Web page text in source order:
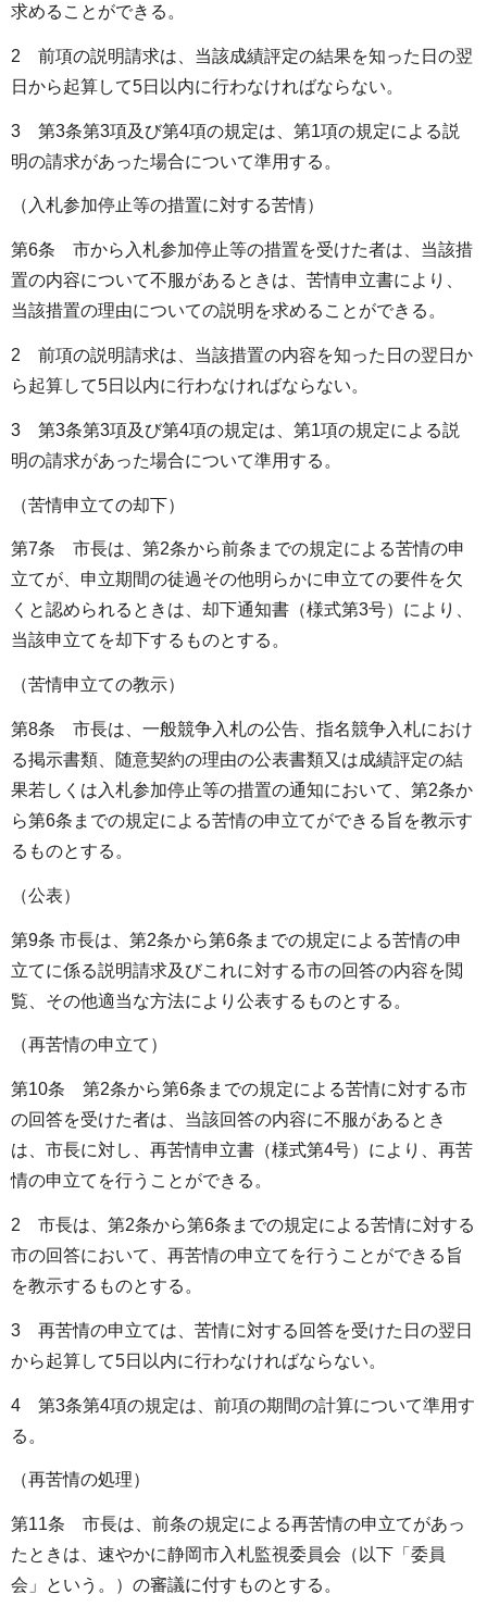
求めることができる。
2 前項の説明請求は、当該成績評定の結果を知った日の翌
日から起算して5日以内に行わなければならない。
3 第3条第3項及び第4項の規定は、第1項の規定による説
明の請求があった場合について準用する。
（入札参加停止等の措置に対する苦情）
第6条 市から入札参加停止等の措置を受けた者は、当該措
置の内容について不服があるときは、苦情申立書により、
当該措置の理由についての説明を求めることができる。
2 前項の説明請求は、当該措置の内容を知った日の翌日か
ら起算して5日以内に行わなければならない。
3 第3条第3項及び第4項の規定は、第1項の規定による説
明の請求があった場合について準用する。
（苦情申立ての却下）
第7条 市長は、第2条から前条までの規定による苦情の申
立てが、申立期間の徒過その他明らかに申立ての要件を欠
くと認められるときは、却下通知書（様式第3号）により、
当該申立てを却下するものとする。
（苦情申立ての教示）
第8条 市長は、一般競争入札の公告、指名競争入札におけ
る掲示書類、随意契約の理由の公表書類又は成績評定の結
果若しくは入札参加停止等の措置の通知において、第2条か
ら第6条までの規定による苦情の申立てができる旨を教示す
るものとする。
（公表）
第9条 市長は、第2条から第6条までの規定による苦情の申
立てに係る説明請求及びこれに対する市の回答の内容を閲
覧、その他適当な方法により公表するものとする。
（再苦情の申立て）
第10条 第2条から第6条までの規定による苦情に対する市
の回答を受けた者は、当該回答の内容に不服があるとき
は、市長に対し、再苦情申立書（様式第4号）により、再苦
情の申立てを行うことができる。
2 市長は、第2条から第6条までの規定による苦情に対する
市の回答において、再苦情の申立てを行うことができる旨
を教示するものとする。
3 再苦情の申立ては、苦情に対する回答を受けた日の翌日
から起算して5日以内に行わなければならない。
4 第3条第4項の規定は、前項の期間の計算について準用す
る。
（再苦情の処理）
第11条 市長は、前条の規定による再苦情の申立てがあっ
たときは、速やかに静岡市入札監視委員会（以下「委員
会」という。）の審議に付すものとする。